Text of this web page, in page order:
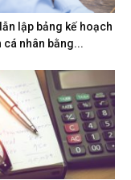
lập bảng kế hoạch
cá nhân bằng...